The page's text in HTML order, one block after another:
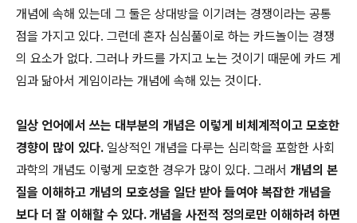
개념에 속해 있는데 그 둘은 상대방을 이기려는 경쟁이라는 공통
점을 가지고 있다. 그런데 혼자 심심풀이로 하는 카드놀이는 경쟁
의 요소가 없다. 그러나 카드를 가지고 노는 것이기 때문에 카드 게
임과 닮아서 게임이라는 개념에 속해 있는 것이다.
일상 언어에서 쓰는 대부분의 개념은 이렇게 비체계적이고 모호한
경향이 많이 있다. 일상적인 개념을 다루는 심리학을 포함한 사회
과학의 개념도 이렇게 모호한 경우가 많이 있다. 그래서 개념의 본
질을 이해하고 개념의 모호성을 일단 받아 들여야 복잡한 개념을
보다 더 잘 이해할 수 있다. 개념을 사전적 정의로만 이해하려 하면